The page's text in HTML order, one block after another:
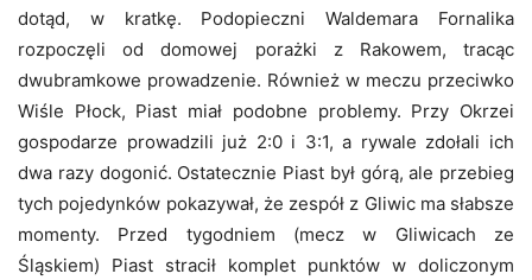
dotąd, w kratkę. Podopieczni Waldemara Fornalika
rozpoczęli od domowej porażki z Rakowem, tracąc
dwubramkowe prowadzenie. Również w meczu przeciwko
Wiśle Płock, Piast miał podobne problemy. Przy Okrzei
gospodarze prowadzili już 2:0 i 3:1, a rywale zdołali ich
dwa razy dogonić. Ostatecznie Piast był górą, ale przebieg
tych pojedynków pokazywał, że zespół z Gliwic ma słabsze
momenty. Przed tygodniem (mecz w Gliwicach ze
Śląskiem) Piast stracił komplet punktów w doliczonym